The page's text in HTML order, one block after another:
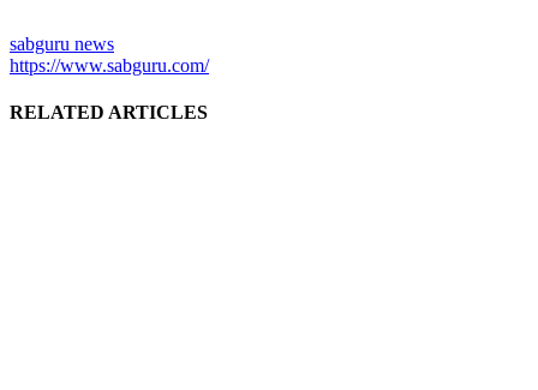
sabguru news
https://www.sabguru.com/
RELATED ARTICLES